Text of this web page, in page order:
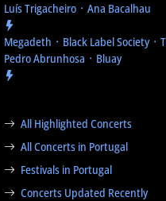
Luís Trigacheiro ᛫ Ana Bacalhau
Megadeth ᛫ Black Label Society ᛫
Pedro Abrunhosa ᛫ Bluay
All Highlighted Concerts
All Concerts in Portugal
Festivals in Portugal
Concerts Updated Recently